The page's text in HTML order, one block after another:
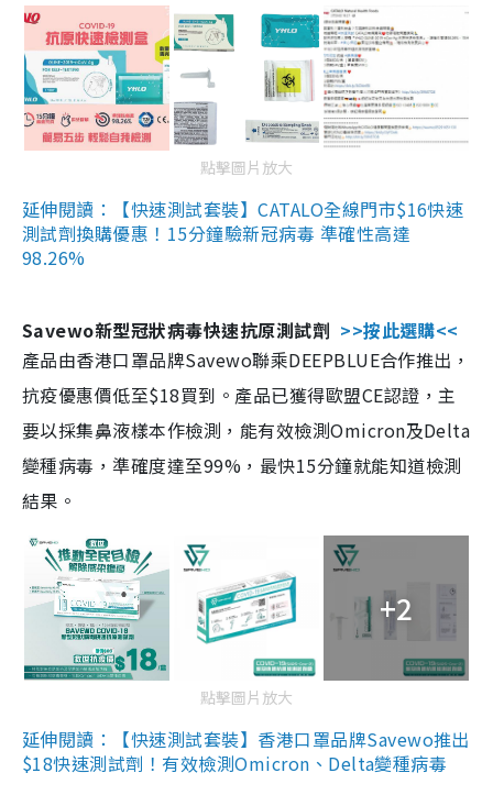
點擊圖片放大
延伸閱讀：【快速測試套裝】CATALO全線門市$16快速
測試劑換購優惠！15分鐘驗新冠病毒 準確性高達
98.26%
Savewo新型冠狀病毒快速抗原測試劑 >>按此選購<<
產品由香港口罩品牌Savewo聯乘DEEPBLUE合作推出，
抗疫優惠價低至$18買到。產品已獲得歐盟CE認證，主
要以採集鼻液樣本作檢測，能有效檢測Omicron及Delta
變種病毒，準確度達至99%，最快15分鐘就能知道檢測
結果。
+2
點擊圖片放大
延伸閱讀：【快速測試套裝】香港口罩品牌Savewo推出
$18快速測試劑！有效檢測Omicron、Delta變種病毒